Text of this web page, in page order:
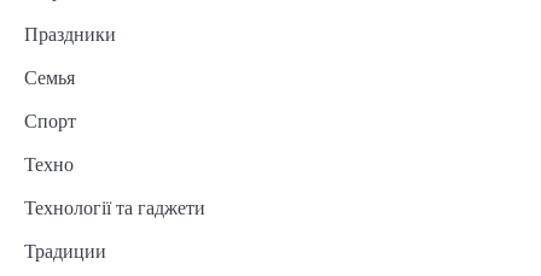
Праздники
Семья
Спорт
Техно
Технології та гаджети
Традиции